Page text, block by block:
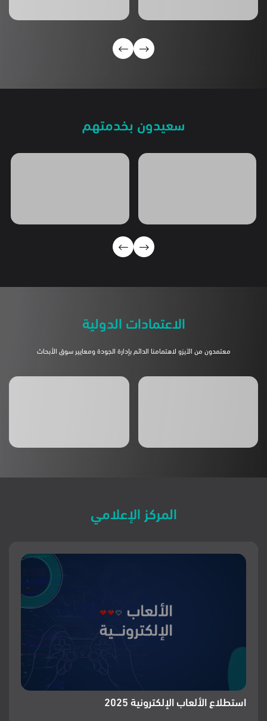
سعيدون بخدمتهم
الاعتمادات الدولية
المركز الإعلامي
استطلاع الألعاب الإلكترونية 2025